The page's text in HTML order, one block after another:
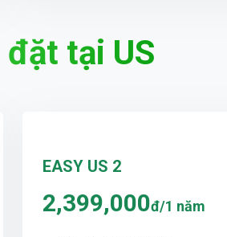
tại US
EASY US 2
2,399,000đ/1 năm